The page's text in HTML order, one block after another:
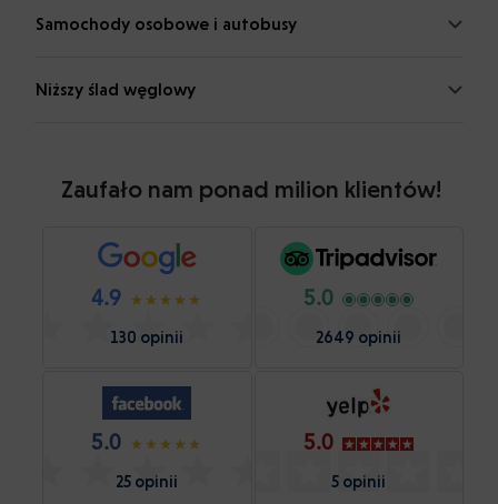
Samochody osobowe i autobusy
Niższy ślad węglowy
Zaufało nam ponad milion klientów!
4.9
130 opinii
5.0
2649 opinii
5.0
25 opinii
5.0
5 opinii